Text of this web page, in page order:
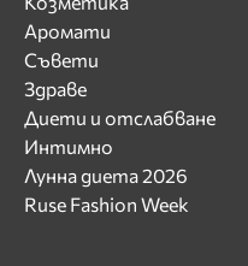
Аромати
Съвети
Здраве
Диети и отслабване
Интимно
Лунна диета 2026
Ruse Fashion Week